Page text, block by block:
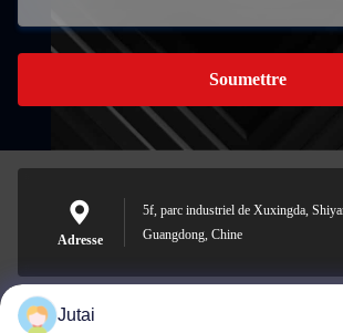
Soumettre
Adresse
5f, parc industriel de Xuxingda,
Guangdong, Chine
Jutai